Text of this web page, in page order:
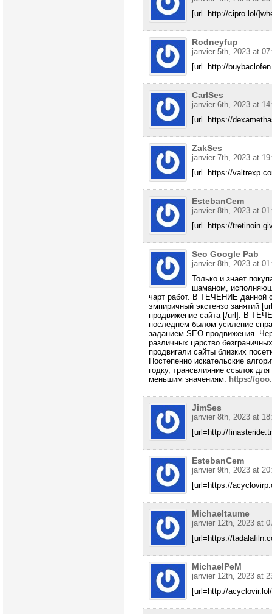
[url=http://cipro.lol/
Rodneyfup
janvier 5th, 2023 at
[url=http://
CarlSes
janvier 6th, 2023 at
[url=https://
ZakSes
janvier 7th, 2023 at
[url=https://
EstebanCem
janvier 8th, 2023 at
[url=https://
Seo Google Pab
janvier 8th, 2023 at
Только и знает
шаманом,
чарт работ. В ТЕЧЕНИЕ данной
эмпиричный экстензо занятий
продвижение сайта [/url]. В
последнем былом усиление
заданием SEO продвижения.
различных царство
продвигали сайты близких
Постепенно искательские
годку, трансвлияние ссылок
меньшим значениям. https://
JimSes
janvier 8th, 2023 at
[url=http://
EstebanCem
janvier 9th, 2023 at
[url=https://
Michaeltaume
janvier 12th, 2023 at
[url=https://
MichaelPeM
janvier 12th, 2023 at
[url=http://